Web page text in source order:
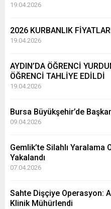
19.04.2026
2026 KURBANLIK
19.04.2026
AYDIN’DA ÖĞRENCİ
ÖĞRENCİ TAHLİYE EDİLDİ
19.04.2026
Bursa Büyükşehir’de
09.04.2026
Gemlik’te Silahlı Yaralama
Yakalandı
07.04.2026
Sahte Dişçiye Operasyon:
Klinik Mühürlendi